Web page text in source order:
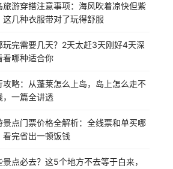
旅游穿搭注意事项：海风吹着凉快但紫
这几种衣服带对了玩得舒服
玩完需要几天？2天太赶3天刚好4天深
看哪种适合你
攻略：从蓬莱怎么上岛，岛上怎么走不
，一篇全讲透
景点门票价格全解析：全线票和单买哪
看完省出一顿饭钱
点必去？这5个地方不去等于白来，